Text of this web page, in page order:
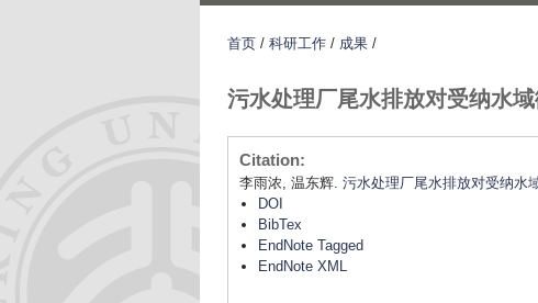
首页 / 科研工作 / 成果 /
污水处理厂尾水排放对受纳水
Citation:
李雨浓, 温东辉. 污水处理厂尾水排放对受纳水
DOI
BibTex
EndNote Tagged
EndNote XML